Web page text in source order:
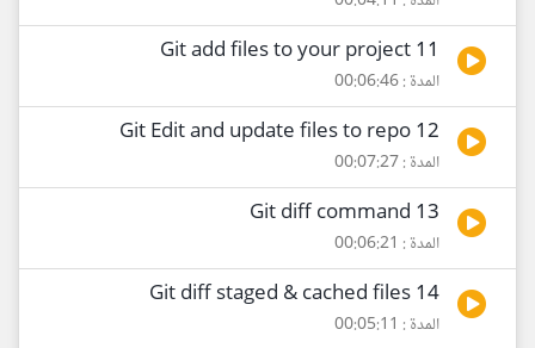
11 Git add files to your project
المدة : 00:06:46
12 Git Edit and update files to repo
المدة : 00:07:27
13 Git diff command
المدة : 00:06:21
14 Git diff staged & cached files
المدة : 00:05:11